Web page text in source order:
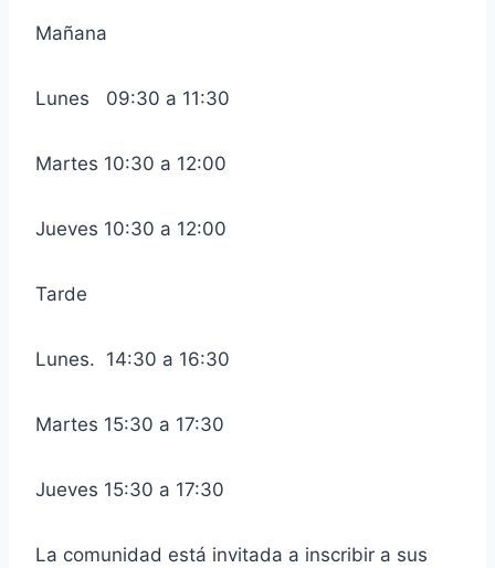
Mañana
Lunes 09:30 a 11:30
Martes 10:30 a 12:00
Jueves 10:30 a 12:00
Tarde
Lunes. 14:30 a 16:30
Martes 15:30 a 17:30
Jueves 15:30 a 17:30
La comunidad está invitada a inscribir a sus